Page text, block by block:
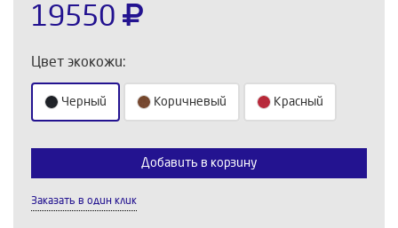
19550
Цвет экокожи:
Черный Коричневый Красный
Выберите количество:
Добавить в корзину
Заказать в один клик